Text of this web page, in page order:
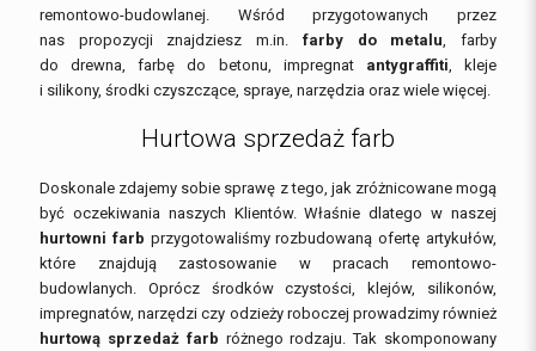
remontowo-budowlanej. Wśród przygotowanych przez
nas propozycji znajdziesz m.in. farby do metalu, farby
do drewna, farbę do betonu, impregnat antygraffiti, kleje
i silikony, środki czyszczące, spraye, narzędzia oraz wiele więcej.
Hurtowa sprzedaż farb
Doskonale zdajemy sobie sprawę z tego, jak zróżnicowane mogą
być oczekiwania naszych Klientów. Właśnie dlatego w naszej
hurtowni farb przygotowaliśmy rozbudowaną ofertę artykułów,
które znajdują zastosowanie w pracach remontowo-
budowlanych. Oprócz środków czystości, klejów, silikonów,
impregnatów, narzędzi czy odzieży roboczej prowadzimy również
hurtową sprzedaż farb różnego rodzaju. Tak skomponowany